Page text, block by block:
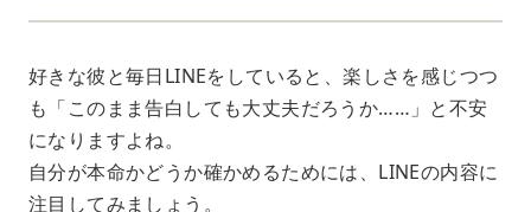
好きな彼と毎日LINEをしていると、楽しさを感じつつ
も「このまま告白しても大丈夫だろうか……」と不安
になりますよね。
自分が本命かどうか確かめるためには、LINEの内容に
注目してみましょう。